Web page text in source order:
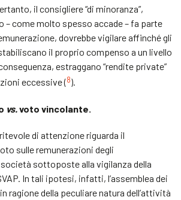
il consigliere “di minoranza”,
– come molto spesso accade – fa parte
dovrebbe vigilare affinché gli
il proprio compenso a un livello
estraggano “rendite private”
eccessive (8).
vs.voto vincolante.
di attenzione riguarda il
sulle remunerazioni degli
sottoposte alla vigilanza della
In tali ipotesi, infatti, l’assemblea dei
ragione della peculiare natura dell’attività